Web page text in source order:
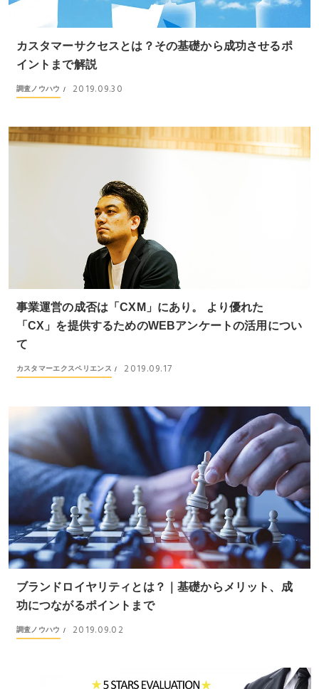
カスタマーサクセスとは？その基礎から成功させるポ
イントまで解説
調査ノウハウ / 2019.09.30
事業運営の成否は「CXM」にあり。 より優れた
「CX」を提供するためのWEBアンケートの活用につい
て
カスタマーエクスペリエンス / 2019.09.17
ブランドロイヤリティとは？｜基礎からメリット、成
功につながるポイントまで
調査ノウハウ / 2019.09.02